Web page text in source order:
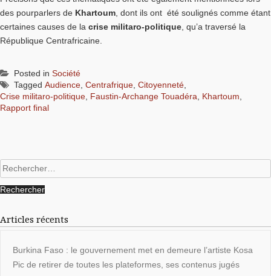
des pourparlers de Khartoum, dont ils ont été soulignés comme étant
certaines causes de la crise militaro-politique, qu’a traversé la
République Centrafricaine.
Posted in Société
Tagged Audience Centrafrique Citoyenneté
Crise militaro-politique Faustin-Archange Touadéra Khartoum
Rapport final
Rechercher :
Articles récents
Burkina Faso : le gouvernement met en demeure l’artiste Kosa
Pic de retirer de toutes les plateformes, ses contenus jugés